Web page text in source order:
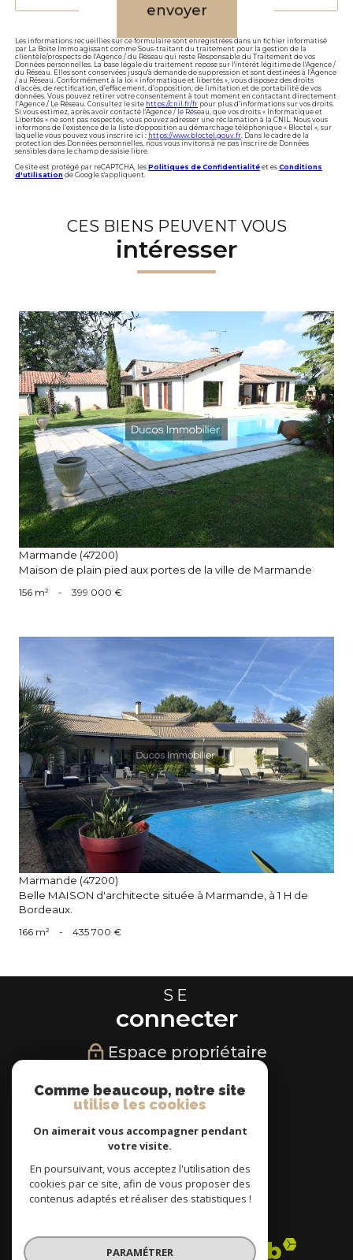
envoyer
Les informations recueillies sur ce formulaire sont enregistrées dans un fichier informatisé
par La Boite Immo agissant comme Sous-traitant du traitement pour la gestion de la
clientèle/prospects de l'Agence / du Réseau qui reste Responsable du Traitement de vos
Données personnelles. La base légale du traitement repose sur l'intérêt légitime de l'Agence /
du Réseau. Elles sont conservées jusqu'à demande de suppression et sont destinées à l'Agence
/ au Réseau. Conformément à la loi « informatique et libertés », vous disposez des droits
d’accès, de rectification, d’effacement, d’opposition, de limitation et de portabilité de vos
données. Vous pouvez retirer votre consentement à tout moment en contactant directement
l’Agence / Le Réseau. Consultez le site https://cnil.fr/fr pour plus d’informations sur vos droits.
Si vous estimez, après avoir contacté l'Agence / le Réseau, que vos droits « Informatique et
Libertés » ne sont pas respectés, vous pouvez adresser une réclamation à la CNIL. Nous vous
informons de l’existence de la liste d'opposition au démarchage téléphonique « Bloctel », sur
laquelle vous pouvez vous inscrire ici : https://www.bloctel.gouv.fr . Dans le cadre de la
protection des Données personnelles, nous vous invitons à ne pas inscrire de Données
sensibles dans le champ de saisie libre.
Ce site est protégé par reCAPTCHA, les Politiques de Confidentialité et es Conditions
d'utilisation de Google s'appliquent.
CES BIENS PEUVENT VOUS
intéresser
voir le bien
Marmande (47200)
Maison de plain pied aux portes de la ville de Marmande
156 m² - 399 000 €
voir le bien
Marmande (47200)
Belle MAISON d'architecte située à Marmande, à 1 H de
Bordeaux.
166 m² - 435 700 €
SE
connecter
Espace propriétaire
NOUS
suivre
NOUS
adhérons
Comme beaucoup, notre site
utilise les cookies
On aimerait vous accompagner pendant
votre visite.
En poursuivant, vous acceptez l'utilisation des
cookies par ce site, afin de vous proposer des
contenus adaptés et réaliser des statistiques !
PARAMÉTRER